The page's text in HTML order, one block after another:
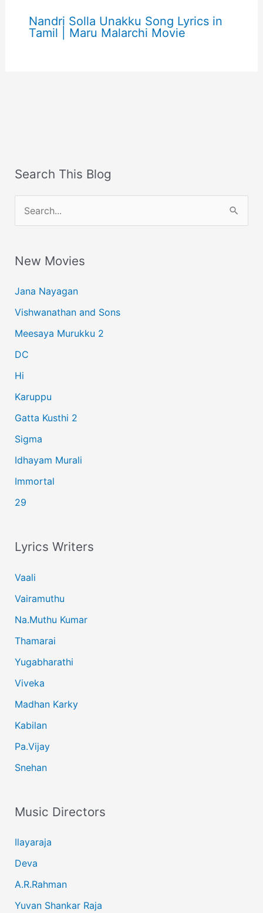
Nandri Solla Unakku Song Lyrics in
Tamil | Maru Malarchi Movie
Search This Blog
e
r
h
f
o
r
:
New Movies
Jana Nayagan
Vishwanathan and Sons
Meesaya Murukku 2
DC
Hi
Karuppu
Gatta Kusthi 2
Sigma
Idhayam Murali
Immortal
29
Lyrics Writers
Vaali
Vairamuthu
Na.Muthu Kumar
Thamarai
Yugabharathi
Viveka
Madhan Karky
Kabilan
Pa.Vijay
Snehan
Music Directors
Ilayaraja
Deva
A.R.Rahman
Yuvan Shankar Raja